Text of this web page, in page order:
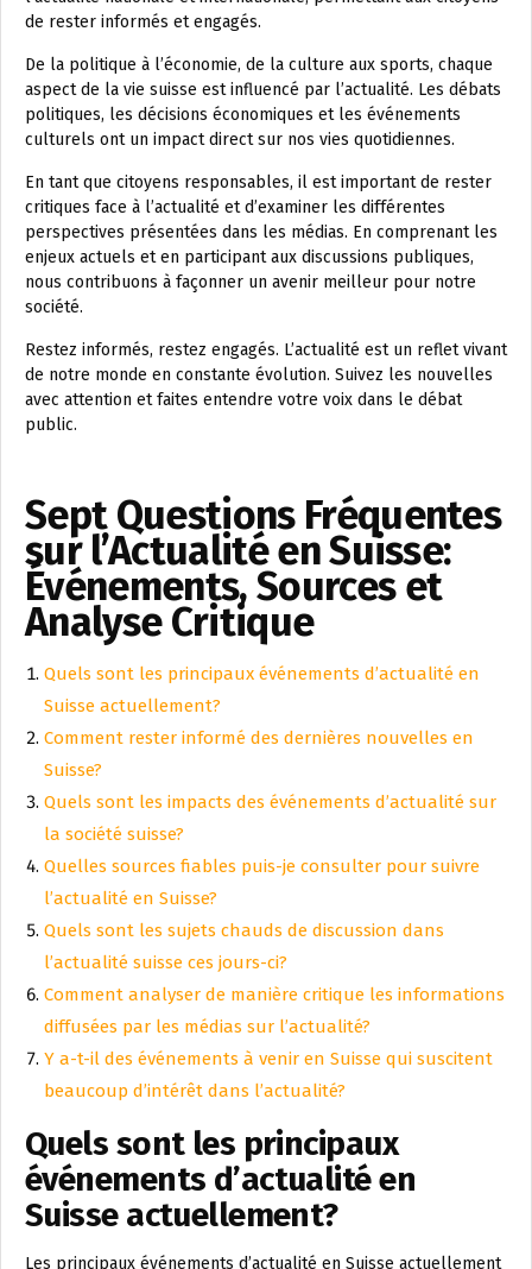
de rester informés et engagés.
De la politique à l’économie, de la culture aux sports, chaque
aspect de la vie suisse est influencé par l’actualité. Les débats
politiques, les décisions économiques et les événements
culturels ont un impact direct sur nos vies quotidiennes.
En tant que citoyens responsables, il est important de rester
critiques face à l’actualité et d’examiner les différentes
perspectives présentées dans les médias. En comprenant les
enjeux actuels et en participant aux discussions publiques,
nous contribuons à façonner un avenir meilleur pour notre
société.
Restez informés, restez engagés. L’actualité est un reflet vivant
de notre monde en constante évolution. Suivez les nouvelles
avec attention et faites entendre votre voix dans le débat
public.
Sept Questions Fréquentes
sur l’Actualité en Suisse:
Événements, Sources et
Analyse Critique
Quels sont les principaux événements d’actualité en
Suisse actuellement?
Comment rester informé des dernières nouvelles en
Suisse?
Quels sont les impacts des événements d’actualité sur
la société suisse?
Quelles sources fiables puis-je consulter pour suivre
l’actualité en Suisse?
Quels sont les sujets chauds de discussion dans
l’actualité suisse ces jours-ci?
Comment analyser de manière critique les informations
diffusées par les médias sur l’actualité?
Y a-t-il des événements à venir en Suisse qui suscitent
beaucoup d’intérêt dans l’actualité?
Quels sont les principaux
événements d’actualité en
Suisse actuellement?
Les principaux événements d’actualité en Suisse actuellement